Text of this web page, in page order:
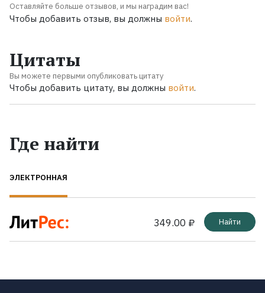
Оставляйте больше отзывов, и мы наградим вас!
Чтобы добавить отзыв, вы должны войти.
Цитаты
Вы можете первыми опубликовать цитату
Чтобы добавить цитату, вы должны войти.
Где найти
ЭЛЕКТРОННАЯ
349.00 ₽ Найти